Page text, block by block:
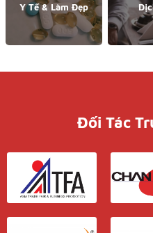
Y Tế & Làm Đẹp
Đối Tác